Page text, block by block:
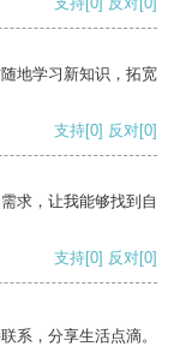
地学习新知识，拓宽
支持[0] 反对[0]
求，让我能够找到自
支持[0] 反对[0]
系，分享生活点滴。